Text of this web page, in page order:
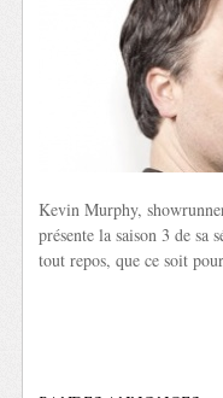
Kevin Murphy,
présente la saison 3 de sa
tout repos, que ce soit